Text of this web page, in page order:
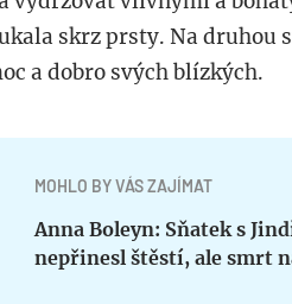
skrz prsty. Na druhou
a dobro svých blízkých.
MOHLO BY VÁS ZAJÍMAT
Anna Boleyn: Sňatek s
nepřinesl štěstí, ale smrt